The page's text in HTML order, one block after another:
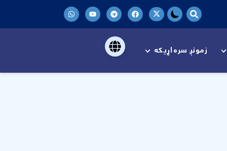
زمونږ سره اړیکه